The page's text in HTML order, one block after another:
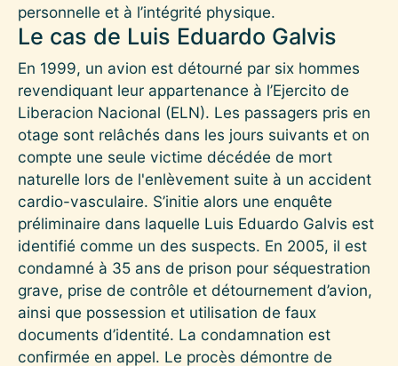
personnelle et à l’intégrité physique.
Le cas de Luis Eduardo Galvis
En 1999, un avion est détourné par six hommes
revendiquant leur appartenance à l’Ejercito de
Liberacion Nacional (ELN). Les passagers pris en
otage sont relâchés dans les jours suivants et on
compte une seule victime décédée de mort
naturelle lors de l'enlèvement suite à un accident
cardio-vasculaire. S’initie alors une enquête
préliminaire dans laquelle Luis Eduardo Galvis est
identifié comme un des suspects. En 2005, il est
condamné à 35 ans de prison pour séquestration
grave, prise de contrôle et détournement d’avion,
ainsi que possession et utilisation de faux
documents d’identité. La condamnation est
confirmée en appel. Le procès démontre de